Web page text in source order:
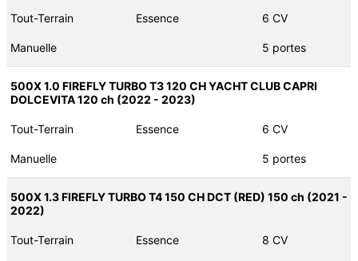
Tout-Terrain Essence 6 CV
Manuelle 5 portes
500X 1.0 FIREFLY TURBO T3 120 CH YACHT CLUB CAPRI
DOLCEVITA 120 ch (2022 - 2023)
Tout-Terrain Essence 6 CV
Manuelle 5 portes
500X 1.3 FIREFLY TURBO T4 150 CH DCT (RED) 150 ch (2021 -
2022)
Tout-Terrain Essence 8 CV